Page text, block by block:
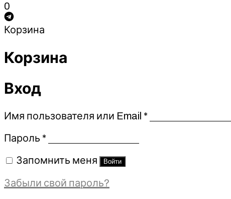
0
Корзина
Корзина
Вход
Имя пользователя или Email *Обязательно
Пароль *Обязательно
Запомнить меня Войти
Забыли свой пароль?